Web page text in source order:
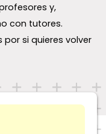
y,
con tutores.
si quieres volver